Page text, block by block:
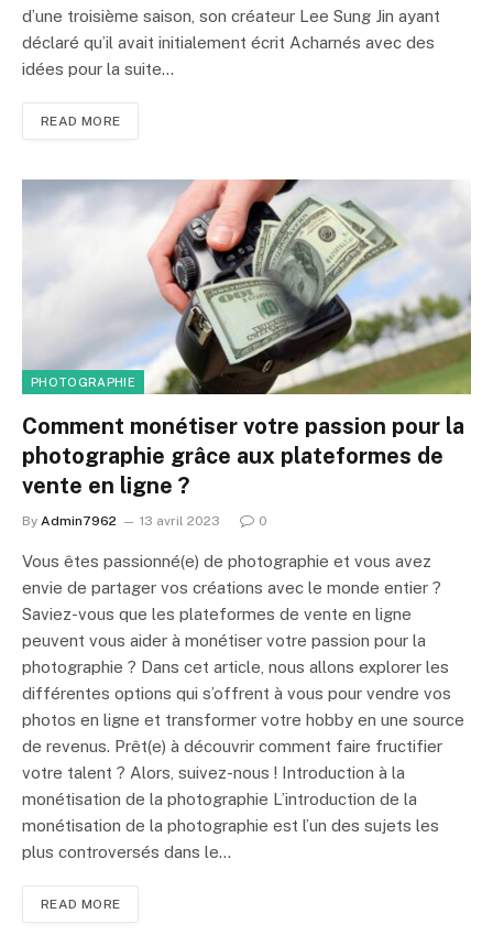
d’une troisième saison, son créateur Lee Sung Jin ayant
déclaré qu’il avait initialement écrit Acharnés avec des
idées pour la suite…
READ MORE
PHOTOGRAPHIE
Comment monétiser votre passion pour la
photographie grâce aux plateformes de
vente en ligne ?
By Admin7962 13 avril 2023 0
Vous êtes passionné(e) de photographie et vous avez
envie de partager vos créations avec le monde entier ?
Saviez-vous que les plateformes de vente en ligne
peuvent vous aider à monétiser votre passion pour la
photographie ? Dans cet article, nous allons explorer les
différentes options qui s’offrent à vous pour vendre vos
photos en ligne et transformer votre hobby en une source
de revenus. Prêt(e) à découvrir comment faire fructifier
votre talent ? Alors, suivez-nous ! Introduction à la
monétisation de la photographie L’introduction de la
monétisation de la photographie est l’un des sujets les
plus controversés dans le…
READ MORE